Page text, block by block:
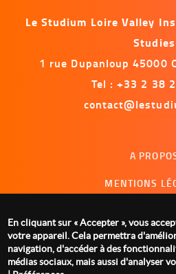
Le Studium Loire Valley
Studies
1 rue Dupanloup 45000
Tel : +33 2 38
A
MENTIONS
GESTION DES
En cliquant sur « Accepter », vous
votre appareil. Cela permettra
navigation, d'accéder à des
médias sociaux, mais aussi d'analyser